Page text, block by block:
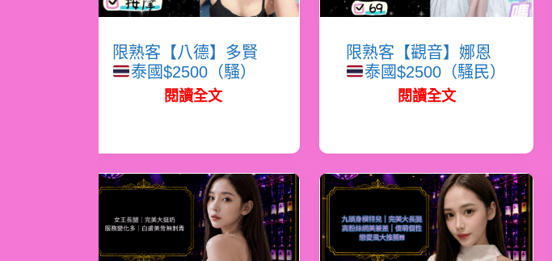
限熟客【八德】多賢
泰國$2500（騷）
閱讀全文
限熟客【觀音】娜恩
泰國$2500（騷民）
閱讀全文